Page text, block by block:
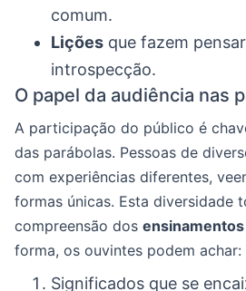
comum.
Lições que fazem
introspecção.
O papel da audiência nas
A participação do público é
das parábolas. Pessoas de
com experiências diferentes,
formas únicas. Esta diversidade
compreensão dos
forma, os ouvintes podem achar:
Significados que se